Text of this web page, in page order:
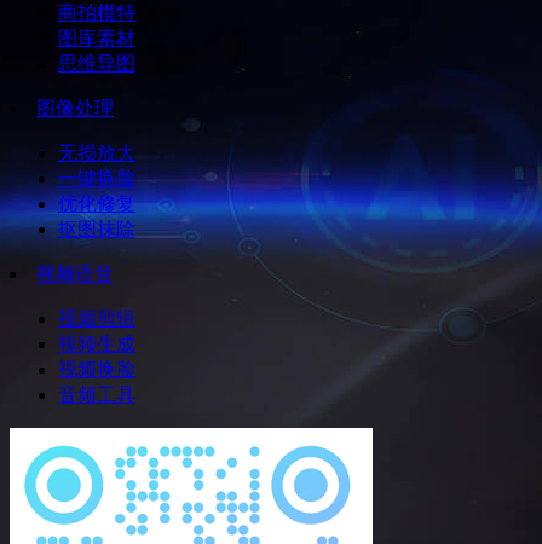
商拍模特
图库素材
思维导图
图像处理
无损放大
一键换脸
优化修复
抠图抹除
视频语音
视频剪辑
视频生成
视频换脸
音频工具